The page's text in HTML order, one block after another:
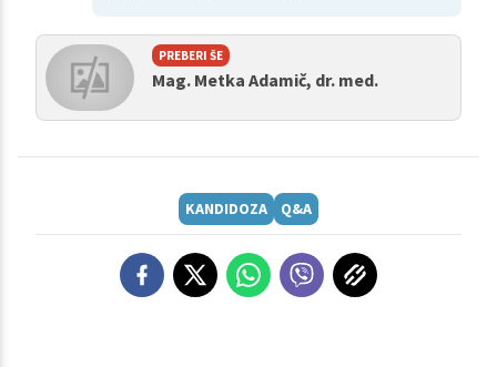
PREBERI ŠE
Mag. Metka Adamič, dr. med.
KANDIDOZA Q&A